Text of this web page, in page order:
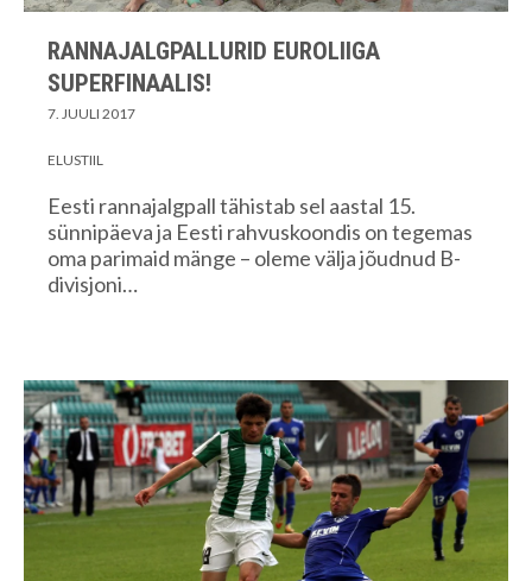
RANNAJALGPALLURID EUROLIIGA
SUPERFINAALIS!
7. JUULI 2017
ELUSTIIL
Eesti rannajalgpall tähistab sel aastal 15.
sünnipäeva ja Eesti rahvuskoondis on tegemas
oma parimaid mänge – oleme välja jõudnud B-
divisjoni…